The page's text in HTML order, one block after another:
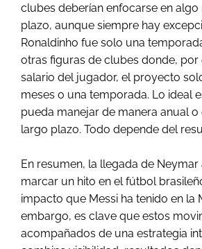
clubes deberían enfocarse en algo
plazo, aunque siempre hay
Ronaldinho fue solo una
otras figuras de clubes donde, por
salario del jugador, el proyecto
meses o una temporada. Lo ideal
pueda manejar de manera anual o
largo plazo. Todo depende del
En resumen, la llegada de Neymar
marcar un hito en el fútbol
impacto que Messi ha tenido en la
embargo, es clave que estos
acompañados de una estrategia